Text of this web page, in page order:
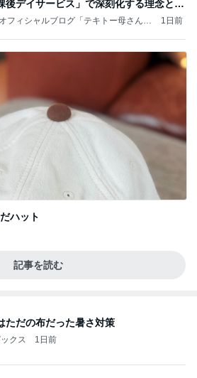
後デイサービス」で深刻化する理念と現
フィシャルブログ「テキトー母さんの
1日前
ハット
記事を読む
ただの布だった暑さ対策
クス 1日前